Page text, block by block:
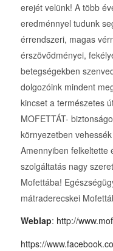
erejét velünk! A több
eredménnyel tudunk
érrendszeri, magas
érszövődményei,
betegségekben
dolgozóink mindent
kincset a természetes
MOFETTÁT-
környezetben
Amennyiben felkeltette
szolgáltatás nagy
Mofettába!
mátraderecskei
Weblap: http://
https://